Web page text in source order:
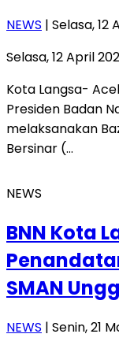
NEWS | Selasa, 12
Selasa, 12 April
Kota Langsa-
Presiden Badan
melaksanakan
Bersinar (…
NEWS
BNN Kota
SMAN
NEWS | Senin, 21